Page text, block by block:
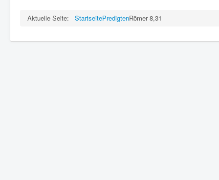
Aktuelle Seite: StartseitePredigtenRömer 8,31